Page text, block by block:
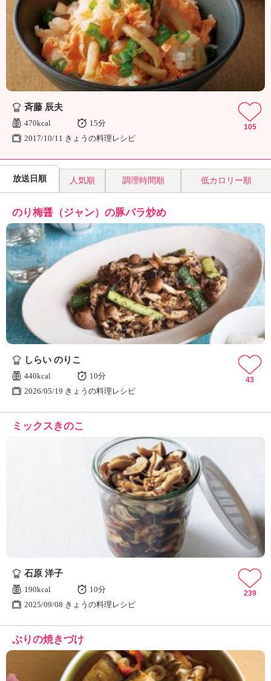
き
ょ
う
の
料
理
」
斉藤 辰夫
470kcal
15分
2017/10/11 きょうの料理レシピ
105
放送日順 人気順 調理時間順 低カロリー順
のり梅醤（ジャン）の豚バラ炒め
しらい のりこ
440kcal
10分
2026/05/19 きょうの料理レシピ
43
ミックスきのこ
石原 洋子
190kcal
10分
2025/09/08 きょうの料理レシピ
239
ぶりの焼きづけ